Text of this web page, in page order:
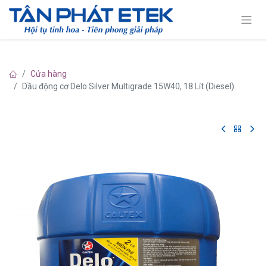
Cửa hàng
Dầu động cơ Delo Silver Multigrade 15W40, 18 Lít (Diesel)